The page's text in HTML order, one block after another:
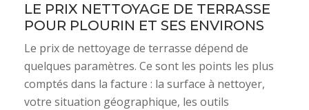
LE PRIX NETTOYAGE DE TERRASSE
POUR PLOURIN ET SES ENVIRONS
Le prix de nettoyage de terrasse dépend de
quelques paramètres. Ce sont les points les plus
comptés dans la facture : la surface à nettoyer,
votre situation géographique, les outils